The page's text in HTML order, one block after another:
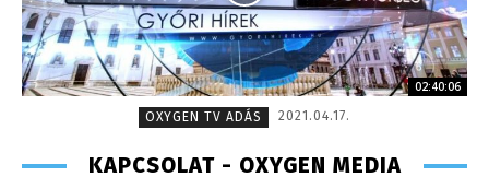
02:40:06
OXYGEN TV ADÁS
2021.04.17.
KAPCSOLAT - OXYGEN MEDIA